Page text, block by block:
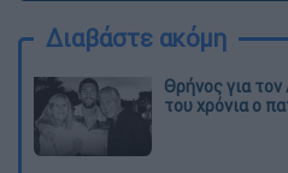
Διαβάστε ακόμη
Θρήνος για
του χρόνια ο